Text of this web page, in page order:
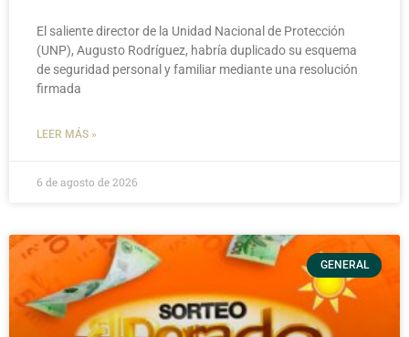
El saliente director de la Unidad Nacional de Protección
(UNP), Augusto Rodríguez, habría duplicado su esquema
de seguridad personal y familiar mediante una resolución
firmada
LEER MÁS »
6 de agosto de 2026
GENERAL